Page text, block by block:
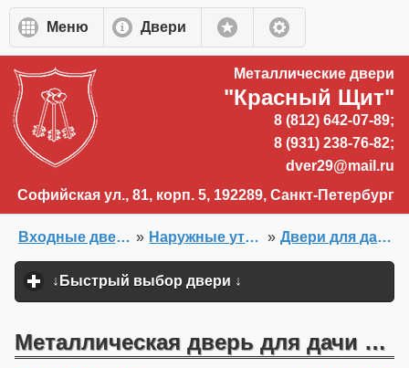
Перейти к основному содержанию
Меню
Двери
Металлические двери
"Красный Щит"
8 (812) 642-07-89;
8 (931) 238-76-82;
dver29@mail.ru
Софийская ул., 81, корп. 5, 192289, Санкт-Петербург
Двери для дачи в СПб
»
Наружные утепленные двери
»
Входные двери на заказ
↓Быстрый выбор двери ↓
Металлическая дверь для дачи недорого